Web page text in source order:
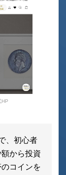
HP
、初心者
から投資
コインを